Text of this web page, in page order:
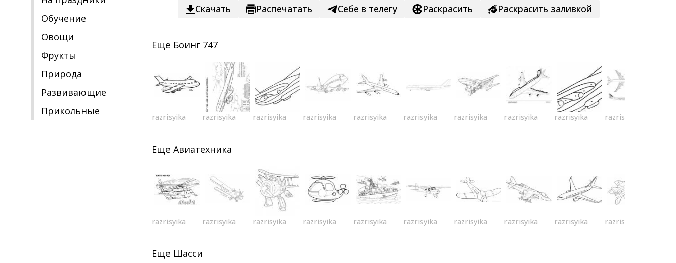
Обучение
Овощи
Фрукты
Природа
Развивающие
Прикольные
Скачать Распечатать Себе в телегу Раскрасить Раскрасить заливкой
Еще Боинг 747
razrisyika razrisyika razrisyika razrisyika razrisyika razrisyika razrisyika razrisyika razrisyika razrisyika
Еще Авиатехника
razrisyika razrisyika razrisyika razrisyika razrisyika razrisyika razrisyika razrisyika razrisyika razrisyika
Еще Шасси